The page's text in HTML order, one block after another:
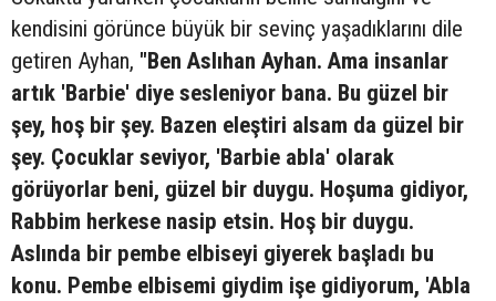
kendisini görünce büyük bir sevinç yaşadıklarını dile
getiren Ayhan, "Ben Aslıhan Ayhan. Ama insanlar
artık 'Barbie' diye sesleniyor bana. Bu güzel bir
şey, hoş bir şey. Bazen eleştiri alsam da güzel bir
şey. Çocuklar seviyor, 'Barbie abla' olarak
görüyorlar beni, güzel bir duygu. Hoşuma gidiyor,
Rabbim herkese nasip etsin. Hoş bir duygu.
Aslında bir pembe elbiseyi giyerek başladı bu
konu. Pembe elbisemi giydim işe gidiyorum, 'Abla